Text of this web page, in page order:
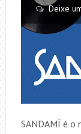
Deixe
SANDAMÍ é o